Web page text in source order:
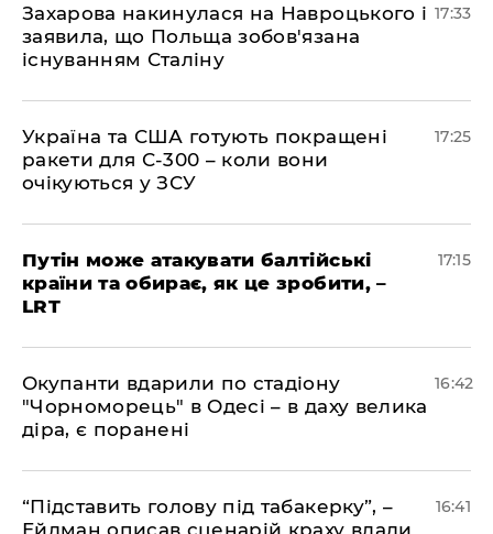
​Захарова накинулася на Навроцького і
заявила, що Польща зобов'язана
існуванням Сталіну
17:33
​Україна та США готують покращені
ракети для С-300 – коли вони
очікуються у ЗСУ
17:25
​Путін може атакувати балтійські
країни та обирає, як це зробити, –
LRT
17:15
​Окупанти вдарили по стадіону
"Чорноморець" в Одесі – в даху велика
діра, є поранені
16:42
​“Підставить голову під табакерку”, –
Ейдман описав сценарій краху влади
16:41